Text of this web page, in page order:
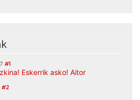
#1
Eskerrik asko! Aitor
#2